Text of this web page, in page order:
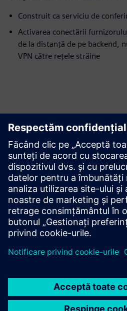
Construit ca serviciu de
Activarea conectării
de la distanță de pe backend,
VPN către rețele străine